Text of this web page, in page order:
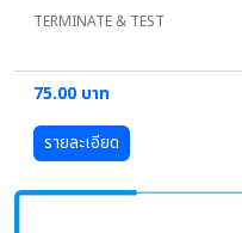
TERMINATE & TEST
75.00 บาท
รายละเอียด